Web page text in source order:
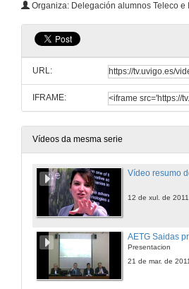
Organiza: Delegación alumnos Teleco e
URL:
IFRAME:
Vídeos da mesma serie
Vídeo resumo
12 de xul. de 2011
Presentacion
21 de mar. de 2011